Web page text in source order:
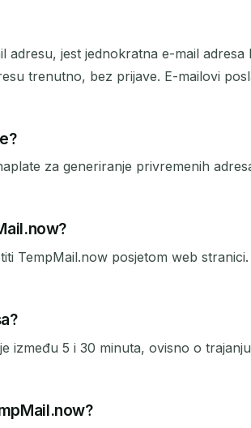
jest jednokratna e-mail
trenutno, bez prijave. E-mailovi
za generiranje privremenih
TempMail.now posjetom web
između 5 i 30 minuta, ovisno o